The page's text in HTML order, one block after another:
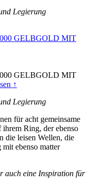
Legierung
GELBGOLD MIT
GELBGOLD MIT
↑
Legierung
für acht gemeinsame
ihrem Ring, der ebenso
die leisen Wellen, die
ebenso matter
auch eine Inspiration für